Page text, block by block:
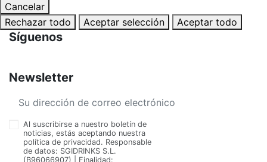
Cancelar
Rechazar todo
Aceptar selección Aceptar todo
Síguenos
Newsletter
Al suscribirse a nuestro boletín de
noticias, estás aceptando nuestra
política de privacidad. Responsable
de datos: SGIDRINKS S.L.
(B96066907) | Finalidad: